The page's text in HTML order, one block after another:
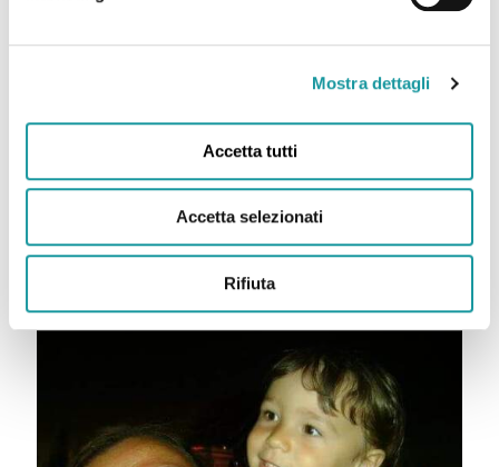
Mostra dettagli
Accetta tutti
Accetta selezionati
Rifiuta
Romina Renna: “Il nostro percorso in Oncologia Pediatrica,
tra paure e speranza nel Futuro, sempre con Ageop al